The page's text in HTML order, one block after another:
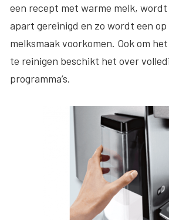
een recept met warme melk, wordt
apart gereinigd en zo wordt een
melksmaak voorkomen. Ook om
te reinigen beschikt het over
programma’s.